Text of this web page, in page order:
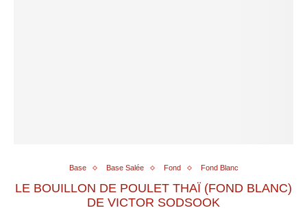
Base Base Salée Fond Fond Blanc
LE BOUILLON DE POULET THAÏ (FOND BLANC)
DE VICTOR SODSOOK